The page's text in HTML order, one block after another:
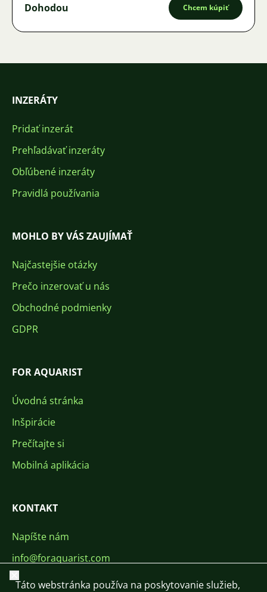
Dohodou Chcem kúpiť
INZERÁTY
Pridať inzerát
Prehľadávať inzeráty
Obľúbené inzeráty
Pravidlá používania
MOHLO BY VÁS ZAUJÍMAŤ
Najčastejšie otázky
Prečo inzerovať u nás
Obchodné podmienky
GDPR
FOR AQUARIST
Úvodná stránka
Inšpirácie
Prečítajte si
Mobilná aplikácia
KONTAKT
Napíšte nám
info@foraquarist.com
+420 603 449 602
Zavrieť
Táto webstránka používa na poskytovanie služieb,